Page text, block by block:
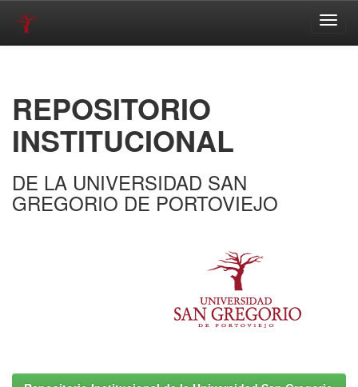
REPOSITORIO
INSTITUCIONAL
DE LA UNIVERSIDAD SAN
GREGORIO DE PORTOVIEJO